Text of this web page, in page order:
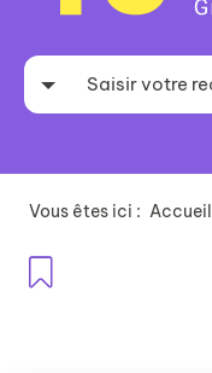
Vous êtes ici : Accueil